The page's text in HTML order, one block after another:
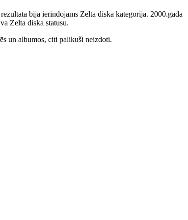
bija ierindojams Zelta diska kategorijā. 2000.gadā
Zelta diska statusu.
un albumos, citi palikuši neizdoti.